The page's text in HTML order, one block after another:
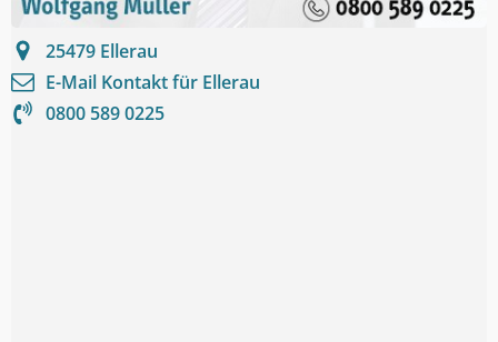
25479 Ellerau
E-Mail Kontakt für Ellerau
0800 589 0225